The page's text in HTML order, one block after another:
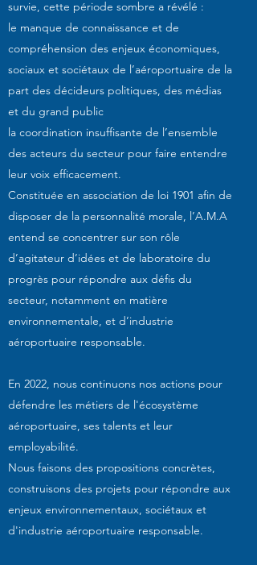
survie, cette période sombre a révélé :
le manque de connaissance et de
compréhension des enjeux économiques,
sociaux et sociétaux de l’aéroportuaire de la
part des décideurs politiques, des médias
et du grand public
la coordination insuffisante de l’ensemble
des acteurs du secteur pour faire entendre
leur voix efficacement.
Constituée en association de loi 1901 afin de
disposer de la personnalité morale, l’A.M.A
entend se concentrer sur son rôle
d’agitateur d’idées et de laboratoire du
progrès pour répondre aux défis du
secteur, notamment en matière
environnementale, et d’industrie
aéroportuaire responsable.
En 2022, nous continuons nos actions pour
défendre les métiers de l'écosystème
aéroportuaire, ses talents et leur
employabilité.
Nous faisons des propositions concrètes,
construisons des projets pour répondre aux
enjeux environnementaux, sociétaux et
d'industrie aéroportuaire responsable.